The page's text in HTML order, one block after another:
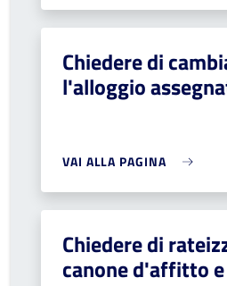
Chiedere di
l'alloggio
VAI ALLA PAGINA
Chiedere di
canone d'affitto e